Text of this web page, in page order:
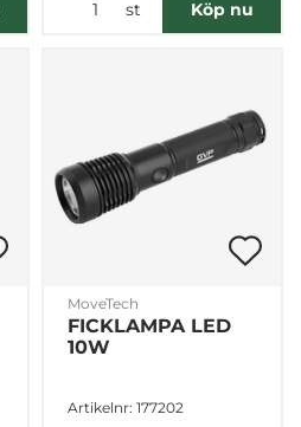
st Köp nu
MoveTech
FICKLAMPA LED
10W
Artikelnr: 177202